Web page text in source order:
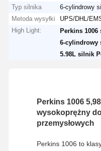
Typ silnika
6-cylindrowy
Metoda wysyłki
UPS/DHL/
High Light:
Perkins
6-cylindrowy
5.98L silnik
Perkins 1006
wysokoprężny
przemysłowych
Perkins 1006 to